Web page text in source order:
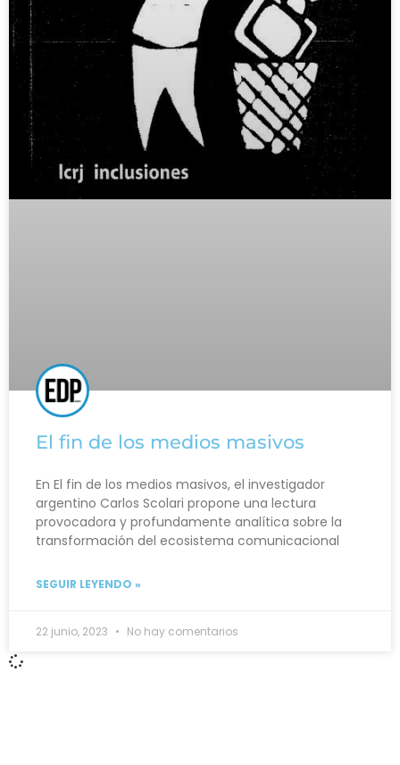
El fin de los medios masivos
En El fin de los medios masivos, el investigador
argentino Carlos Scolari propone una lectura
provocadora y profundamente analítica sobre la
transformación del ecosistema comunicacional
SEGUIR LEYENDO »
22 junio, 2023 No hay comentarios